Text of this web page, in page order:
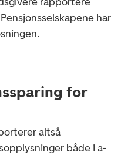
har
for
altså
både i a-